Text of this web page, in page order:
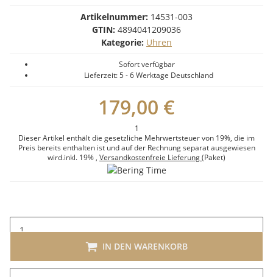
Artikelnummer: 14531-003
GTIN: 4894041209036
Kategorie: Uhren
Sofort verfügbar
Lieferzeit:5 - 6 Werktage Deutschland
179,00 €
1
Dieser Artikel enthält die gesetzliche Mehrwertsteuer von 19%, die im
Preis bereits enthalten ist und auf der Rechnung separat ausgewiesen
wird.inkl. 19% , Versandkostenfreie Lieferung(Paket)
IN DEN WARENKORB